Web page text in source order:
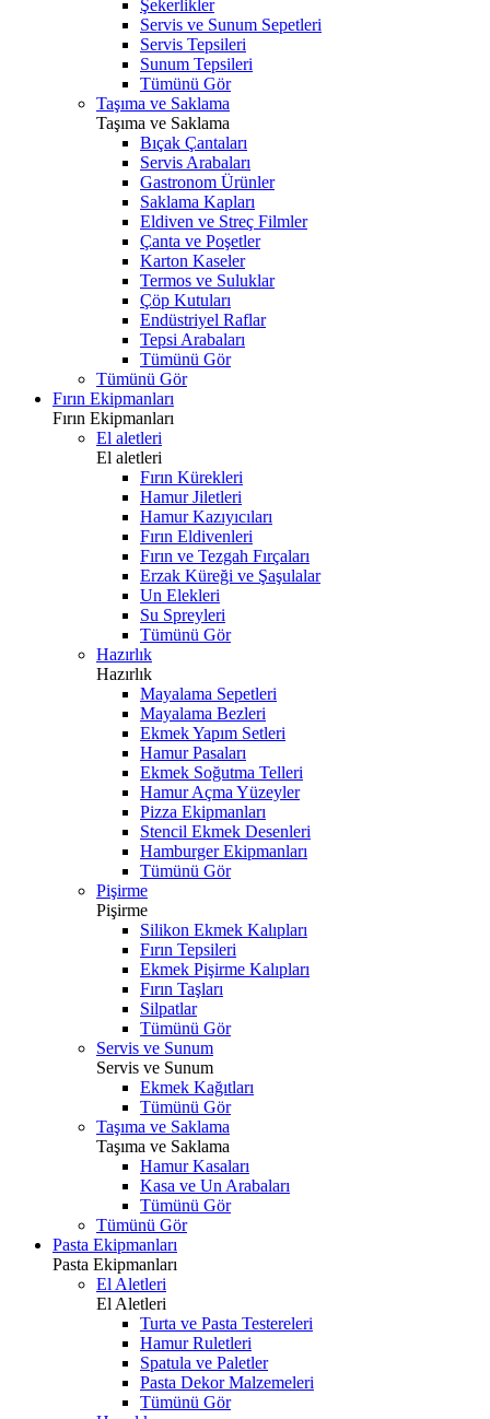
Şekerlikler
Servis ve Sunum Sepetleri
Servis Tepsileri
Sunum Tepsileri
Tümünü Gör
Taşıma ve Saklama
Taşıma ve Saklama
Bıçak Çantaları
Servis Arabaları
Gastronom Ürünler
Saklama Kapları
Eldiven ve Streç Filmler
Çanta ve Poşetler
Karton Kaseler
Termos ve Suluklar
Çöp Kutuları
Endüstriyel Raflar
Tepsi Arabaları
Tümünü Gör
Tümünü Gör
Fırın Ekipmanları
Fırın Ekipmanları
El aletleri
El aletleri
Fırın Kürekleri
Hamur Jiletleri
Hamur Kazıyıcıları
Fırın Eldivenleri
Fırın ve Tezgah Fırçaları
Erzak Küreği ve Şaşulalar
Un Elekleri
Su Spreyleri
Tümünü Gör
Hazırlık
Hazırlık
Mayalama Sepetleri
Mayalama Bezleri
Ekmek Yapım Setleri
Hamur Pasaları
Ekmek Soğutma Telleri
Hamur Açma Yüzeyler
Pizza Ekipmanları
Stencil Ekmek Desenleri
Hamburger Ekipmanları
Tümünü Gör
Pişirme
Pişirme
Silikon Ekmek Kalıpları
Fırın Tepsileri
Ekmek Pişirme Kalıpları
Fırın Taşları
Silpatlar
Tümünü Gör
Servis ve Sunum
Servis ve Sunum
Ekmek Kağıtları
Tümünü Gör
Taşıma ve Saklama
Taşıma ve Saklama
Hamur Kasaları
Kasa ve Un Arabaları
Tümünü Gör
Tümünü Gör
Pasta Ekipmanları
Pasta Ekipmanları
El Aletleri
El Aletleri
Turta ve Pasta Testereleri
Hamur Ruletleri
Spatula ve Paletler
Pasta Dekor Malzemeleri
Tümünü Gör